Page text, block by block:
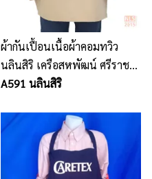
ผ้ากันเปื้อนเนื้อผ้าคอมทวิว
นลินสิริ เครือสหพัฒน์ ศรีราชา
รับผลิตผ้ากันเปื้อน
A591 นลินสิริ